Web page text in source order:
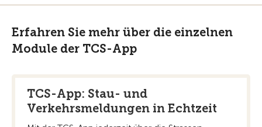
Erfahren Sie mehr über die einzelnen
Module der TCS-App
TCS-App: Stau- und
Verkehrsmeldungen in Echtzeit